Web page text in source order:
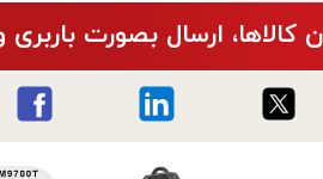
ارسال بصورت